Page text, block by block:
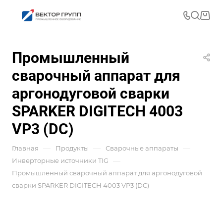
Промышленный
сварочный аппарат для
аргонодуговой сварки
SPARKER DIGITECH 4003
VP3 (DC)
Главная — Продукты — Сварочные аппараты —
Инверторные источники TIG —
Промышленный сварочный аппарат для аргонодуговой
сварки SPARKER DIGITECH 4003 VP3 (DC)